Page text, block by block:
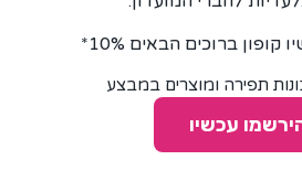
ברוכים הבאים 10%*
תפירה ומוצרים במבצע
עכשיו